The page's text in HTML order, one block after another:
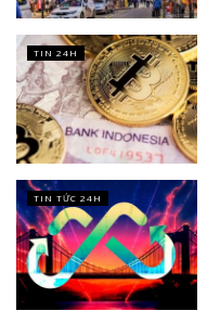
TIN 24H
TIN TỨC 24H